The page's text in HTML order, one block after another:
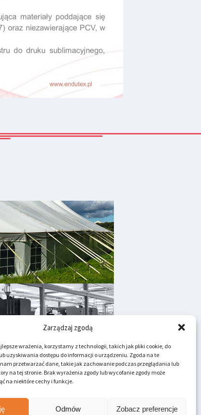
Zarządzaj zgodą
wrażenia, korzystamy z technologii, takich jak pliki cookie, do
uzyskiwania dostępu do informacji o urządzeniu. Zgoda na te
przetwarzać dane, takie jak zachowanie podczas przeglądania lub
na tej stronie. Brak wyrażenia zgody lub wycofanie zgody może
na niektóre cechy i funkcje.
Odmów Zobacz preferencje